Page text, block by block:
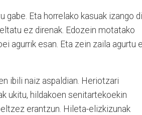
Eta horrelako kasuak izango
ez direnak. Edozein motatako
agurrik esan. Eta zein zaila agurtu
ibili naiz aspaldian. Heriotzari
ukitu, hildakoen senitartekoekin
erantzun. Hileta-elizkizunak